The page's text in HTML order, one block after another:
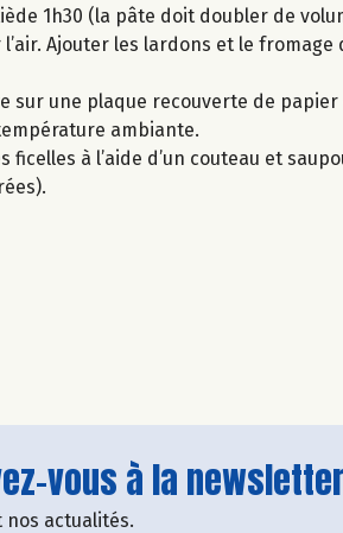
1h30 (la pâte doit doubler de
Ajouter les lardons et le fromage
sur une plaque recouverte de papier
ambiante.
à l’aide d’un couteau et
vous à la
actualités.